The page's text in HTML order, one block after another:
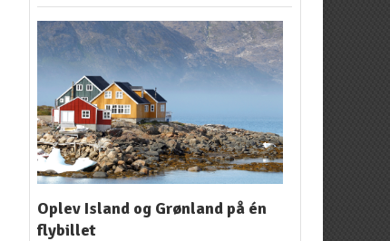
THAILAND
Guide: Tag på det
ultimative øhop nær
Bangkok
Redaktion 1. juni 2018
Sikke en fest: Vær med
til det thailandske
nytår ‘Songkran’
Redaktion
Oplev Island og Grønland på én
flybillet